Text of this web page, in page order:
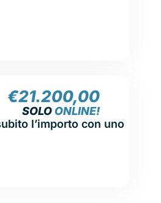
€21.200,00
SOLO ONLINE!
l’importo con uno